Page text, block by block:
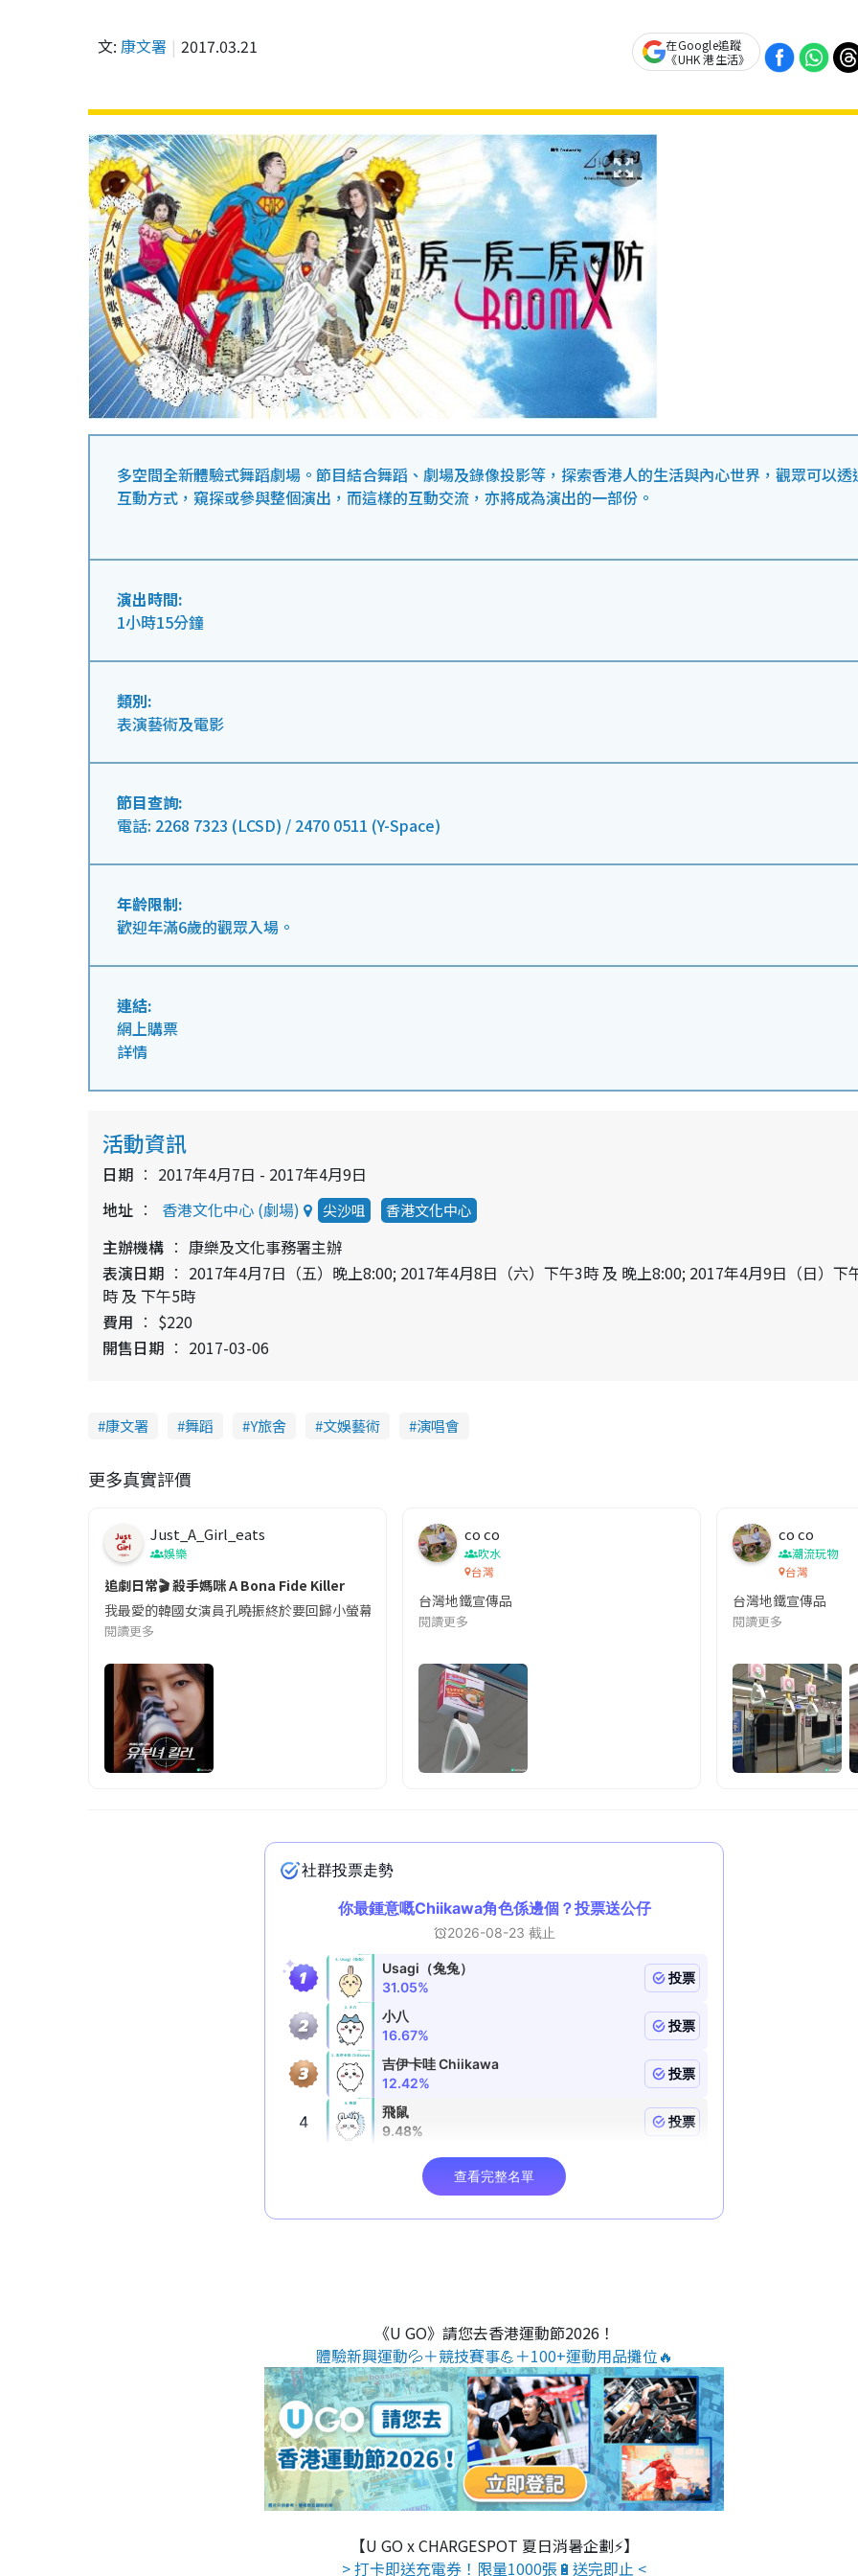
文: 康文署 2017.03.21
在Google追蹤
《UHK 港生活》
多空間全新體驗式舞蹈劇場。節目結合舞蹈、劇場及錄像投影等，探索香港人的生活與內心世界，觀眾可以透
互動方式，窺探或參與整個演出，而這樣的互動交流，亦將成為演出的一部份。
演出時間:
1小時15分鐘
類別:
表演藝術及電影
節目查詢:
電話: 2268 7323 (LCSD) / 2470 0511 (Y-Space)
年齡限制:
歡迎年滿6歲的觀眾入場。
連結:
網上購票
詳情
活動資訊
日期
2017年4月7日 - 2017年4月9日
地址
香港文化中心 (劇場) 尖沙咀 香港文化中心
主辦機構
康樂及文化事務署主辦
表演日期
2017年4月7日（五）晚上8:00; 2017年4月8日（六）下午3時 及 晚上8:00; 2017年4月9日（日）下
時 及 下午5時
費用
$220
開售日期
2017-03-06
康文署 舞蹈 Y旅舍 文娛藝術 演唱會
更多真實評價
Just_A_Girl_eats
娛樂
追劇日常🎬 殺手媽咪 A Bona Fide Killer
我最愛的韓國女演員孔曉振終於要回歸小螢幕啦!這次的劇本改編自同名網絡漫畫,故事主軸圍繞女主角柳寶娜 —— 表面上是一
閱讀更多
co co
吹水
台灣
台灣地鐵宣傳品
閱讀更多
co co
潮流玩物
台灣
台灣地鐵宣傳品
閱讀更多
《U GO》請您去香港運動節2026！
體驗新興運動💦＋競技賽事💪＋100+運動用品攤位🔥
【U GO x CHARGESPOT 夏日消暑企劃⚡】
> 打卡即送充電券！限量1000張🔋送完即止 <